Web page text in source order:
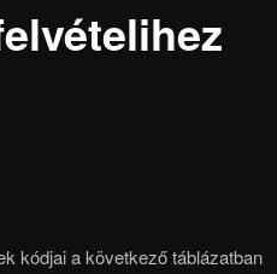
kódjai a következő táblázatban